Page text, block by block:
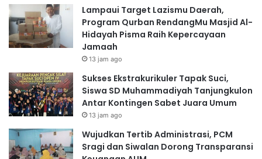
Lampaui Target Lazismu Daerah,
Program Qurban RendangMu Masjid Al-
Hidayah Pisma Raih Kepercayaan
Jamaah
13 jam ago
Sukses Ekstrakurikuler Tapak Suci,
Siswa SD Muhammadiyah Tanjungkulon
Antar Kontingen Sabet Juara Umum
13 jam ago
Wujudkan Tertib Administrasi, PCM
Sragi dan Siwalan Dorong Transparansi